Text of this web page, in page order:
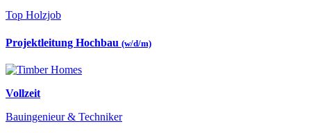
Top Holzjob
Projektleitung Hochbau (w/d/m)
Vollzeit
Bauingenieur & Techniker